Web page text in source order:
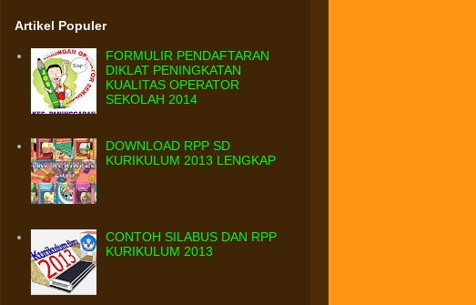
Artikel Populer
FORMULIR PENDAFTARAN
DIKLAT PENINGKATAN
KUALITAS OPERATOR
SEKOLAH 2014
DOWNLOAD RPP SD
KURIKULUM 2013 LENGKAP
CONTOH SILABUS DAN RPP
KURIKULUM 2013